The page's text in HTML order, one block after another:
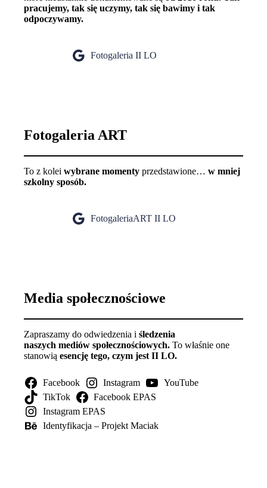
pracujemy, tak się uczymy, tak się bawimy i tak
odpoczywamy.
Fotogaleria II LO
Fotogaleria ART
To z kolei wybrane momenty przedstawione… w mniej
szkolny sposób.
FotogaleriaART II LO
Media społecznościowe
Zapraszamy do odwiedzenia i śledzenia
naszych mediów społecznościowych. To właśnie one
stanowią esencję tego, czym jest II LO.
Facebook Instagram
YouTube
TikTok
Facebook EPAS
Instagram EPAS
Identyfikacja – Projekt Maciak